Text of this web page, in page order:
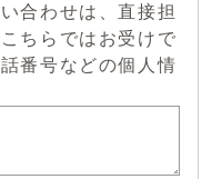
合わせは、直接担
ちらではお受けで
番号などの個人情